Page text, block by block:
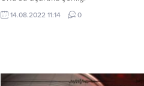
14.08.2022 11:14 0